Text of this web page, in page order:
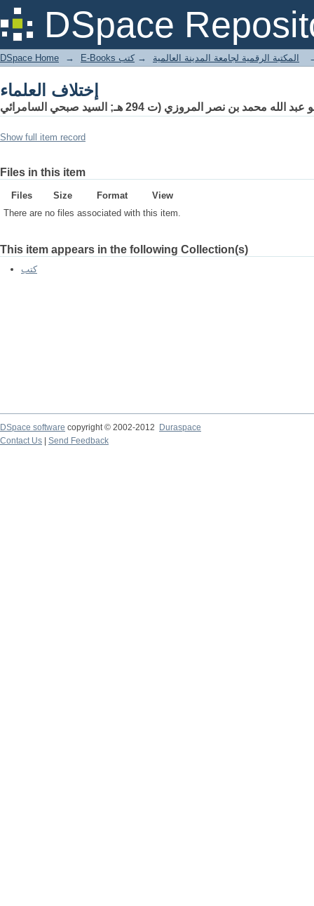
DSpace
إختلاف العلماء
DSpace Home → E-Books المكتبة الرقمية لجامعة المدينة العالمية → كتب
إختلاف العلماء
عبد الله محمد بن نصر المروزي (ت 294 هـ; السيد صبحي السامرائي
Show full item record
Files in this item
Files Size Format
View
There are no files associated with this item.
This item appears in the following Collection(s)
كتب
DSpace software copyright © 2002-2012
Duraspace
Contact Us
Send Feedback